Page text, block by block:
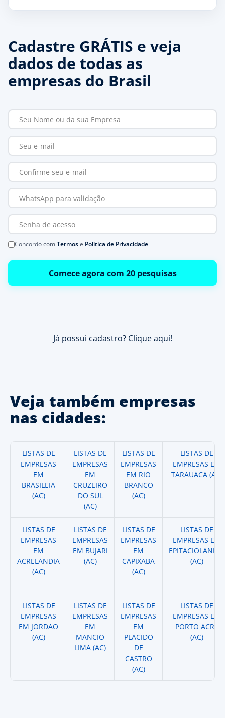
Cadastre GRÁTIS e veja
dados de todas as
empresas do Brasil
Concordo comTermose Política de Privacidade
Comece agora com 20 pesquisas
Já possui cadastro? Clique aqui!
Veja também empresas
nas cidades:
LISTAS DE
EMPRESAS
EM
BRASILEIA
(AC)
LISTAS DE
EMPRESAS
EM
CRUZEIRO
DO SUL
(AC)
LISTAS DE
EMPRESAS
EM RIO
BRANCO
(AC)
LISTAS DE
EMPRESAS EM
TARAUACA (AC)
LISTAS DE
EMPRESAS
EM
ACRELANDIA
(AC)
LISTAS DE
EMPRESAS
EM BUJARI
(AC)
LISTAS DE
EMPRESAS
EM
CAPIXABA
(AC)
LISTAS DE
EMPRESAS EM
EPITACIOLANDIA
(AC)
LISTAS DE
EMPRESAS
EM JORDAO
(AC)
LISTAS DE
EMPRESAS
EM
MANCIO
LIMA (AC)
LISTAS DE
EMPRESAS
EM
PLACIDO
DE
CASTRO
(AC)
LISTAS DE
EMPRESAS EM
PORTO ACRE
(AC)